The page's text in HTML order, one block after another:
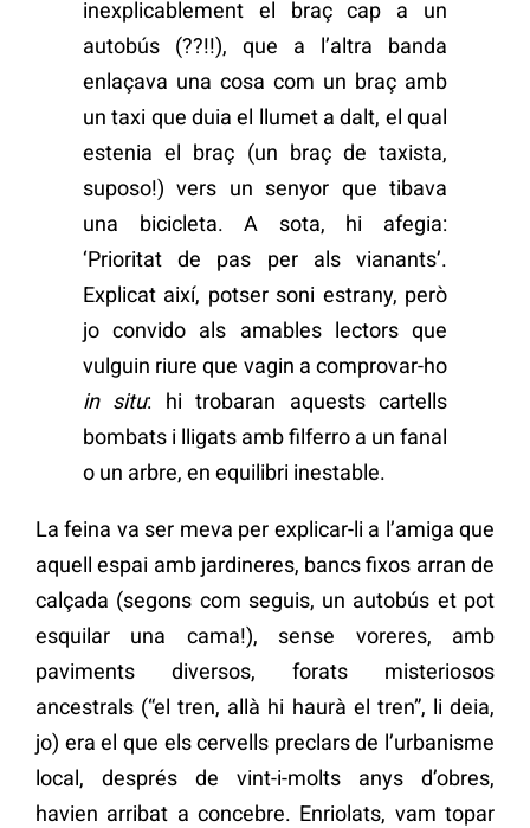
inexplicablement el braç cap a un
autobús (??!!), que a l’altra banda
enlaçava una cosa com un braç amb
un taxi que duia el llumet a dalt, el qual
estenia el braç (un braç de taxista,
suposo!) vers un senyor que tibava
una bicicleta. A sota, hi afegia:
‘Prioritat de pas per als vianants’.
Explicat així, potser soni estrany, però
jo convido als amables lectors que
vulguin riure que vagin a comprovar-ho
in situ: hi trobaran aquests cartells
bombats i lligats amb filferro a un fanal
o un arbre, en equilibri inestable.
La feina va ser meva per explicar-li a l’amiga que
aquell espai amb jardineres, bancs fixos arran de
calçada (segons com seguis, un autobús et pot
esquilar una cama!), sense voreres, amb
paviments diversos, forats misteriosos
ancestrals (“el tren, allà hi haurà el tren”, li deia,
jo) era el que els cervells preclars de l’urbanisme
local, després de vint-i-molts anys d’obres,
havien arribat a concebre. Enriolats, vam topar